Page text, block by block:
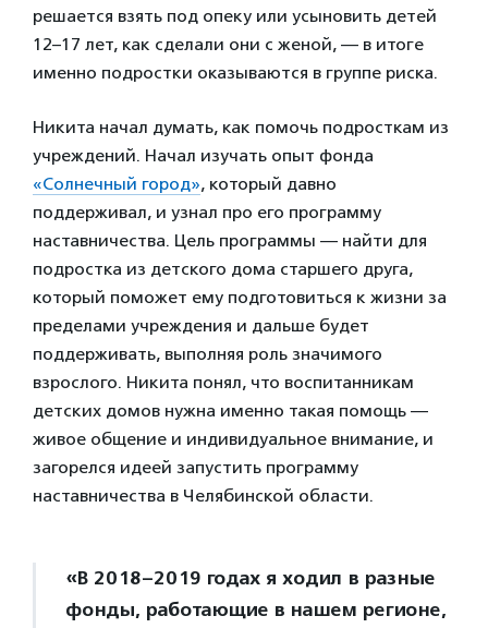
решается взять под опеку или усыновить детей
12–17 лет, как сделали они с женой, — в итоге
именно подростки оказываются в группе риска.
Никита начал думать, как помочь подросткам из
учреждений. Начал изучать опыт фонда
«Солнечный город», который давно
поддерживал, и узнал про его программу
наставничества. Цель программы — найти для
подростка из детского дома старшего друга,
который поможет ему подготовиться к жизни за
пределами учреждения и дальше будет
поддерживать, выполняя роль значимого
взрослого. Никита понял, что воспитанникам
детских домов нужна именно такая помощь —
живое общение и индивидуальное внимание, и
загорелся идеей запустить программу
наставничества в Челябинской области.
«В 2018–2019 годах я ходил в разные
фонды, работающие в нашем регионе,